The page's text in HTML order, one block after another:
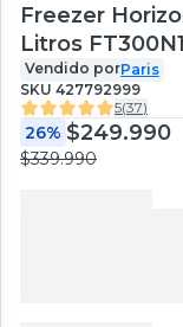
Freezer
Litros
Vendido porParis
SKU 427792999
5(37)
26% $249.990
$339.990